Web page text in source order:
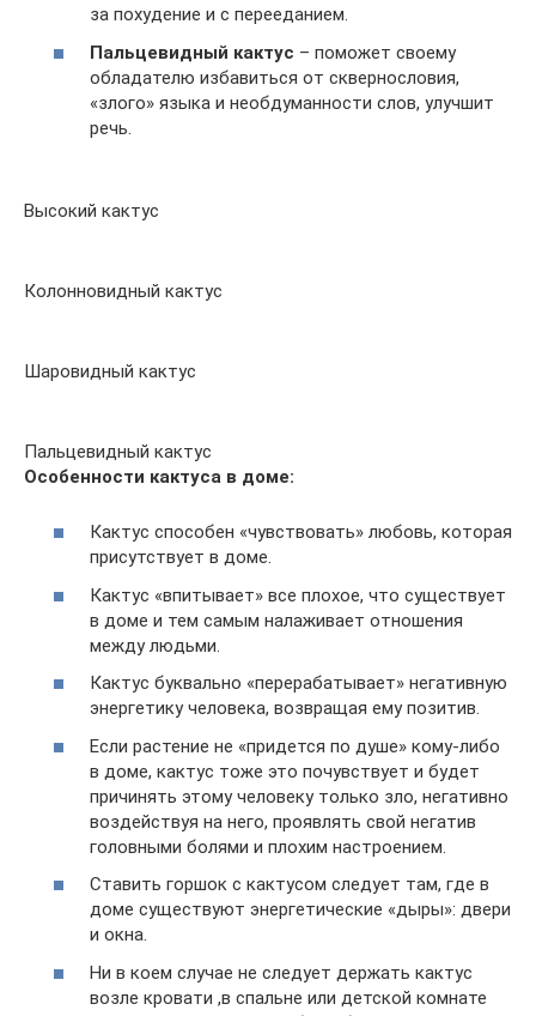
за похудение и с перееданием.
Пальцевидный кактус – поможет своему
обладателю избавиться от сквернословия,
«злого» языка и необдуманности слов, улучшит
речь.
Высокий кактус
Колонновидный кактус
Шаровидный кактус
Пальцевидный кактус
Особенности кактуса в доме:
Кактус способен «чувствовать» любовь, которая
присутствует в доме.
Кактус «впитывает» все плохое, что существует
в доме и тем самым налаживает отношения
между людьми.
Кактус буквально «перерабатывает» негативную
энергетику человека, возвращая ему позитив.
Если растение не «придется по душе» кому-либо
в доме, кактус тоже это почувствует и будет
причинять этому человеку только зло, негативно
воздействуя на него, проявлять свой негатив
головными болями и плохим настроением.
Ставить горшок с кактусом следует там, где в
доме существуют энергетические «дыры»: двери
и окна.
Ни в коем случае не следует держать кактус
возле кровати ,в спальне или детской комнате